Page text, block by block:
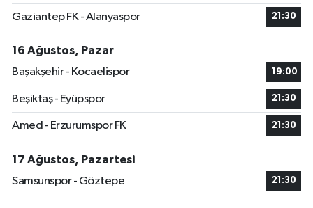
Gaziantep FK - Alanyaspor 21:30
16 Ağustos, Pazar
Başakşehir - Kocaelispor
19:00
Beşiktaş - Eyüpspor 21:30
Amed - Erzurumspor FK 21:30
17 Ağustos, Pazartesi
Samsunspor - Göztepe
21:30